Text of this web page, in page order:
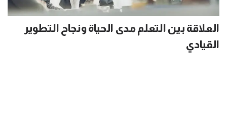
العلاقة بين التعلم مدى الحياة ونجاح التطوير
القيادي